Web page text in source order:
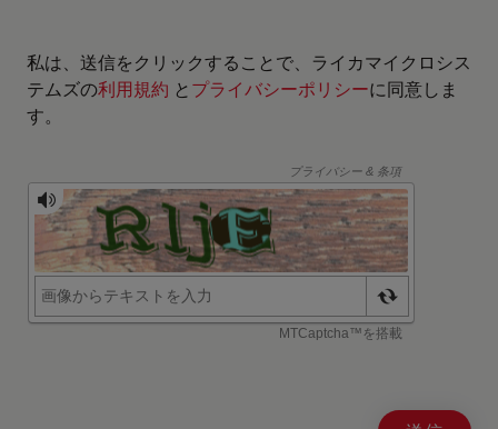
私は、送信をクリックすることで、ライカマイクロシス
テムズの利用規約 と プライバシーポリシーに同意しま
す。